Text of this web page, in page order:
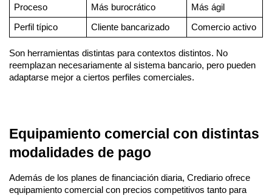
Proceso Más burocrático Más ágil
Perfil típico Cliente bancarizado Comercio activo
Son herramientas distintas para contextos distintos. No
reemplazan necesariamente al sistema bancario, pero pueden
adaptarse mejor a ciertos perfiles comerciales.
Equipamiento comercial con distintas
modalidades de pago
Además de los planes de financiación diaria, Crediario ofrece
equipamiento comercial con precios competitivos tanto para